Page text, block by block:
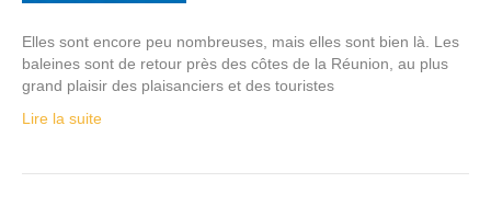
Elles sont encore peu nombreuses, mais elles sont bien là. Les
baleines sont de retour près des côtes de la Réunion, au plus
grand plaisir des plaisanciers et des touristes
Lire la suite